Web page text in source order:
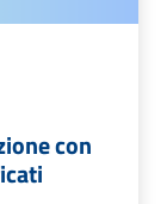
con